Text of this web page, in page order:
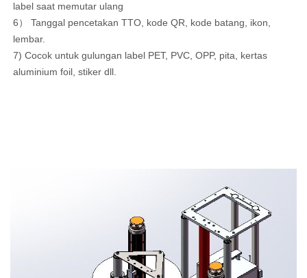
label saat memutar ulang
6） Tanggal pencetakan TTO, kode QR, kode batang, ikon,
lembar.
7) Cocok untuk gulungan label PET, PVC, OPP, pita, kertas
aluminium foil, stiker dll.